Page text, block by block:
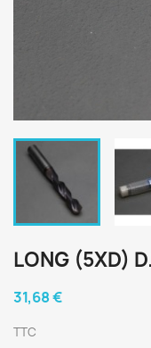
LONG (5XD)
31,68 €
TTC